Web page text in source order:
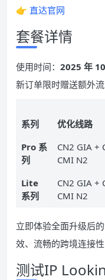
👉 直达官网
套餐详情
使用时间： 2025 年
新订单限时赠送额外流
系列 优化线路
Pro 系
列
CN2 GIA +
CMI N2
Lite
系列
CN2 GIA +
CMI N2
立即体验全面升级后
效、流畅的跨境连接性
测试IP